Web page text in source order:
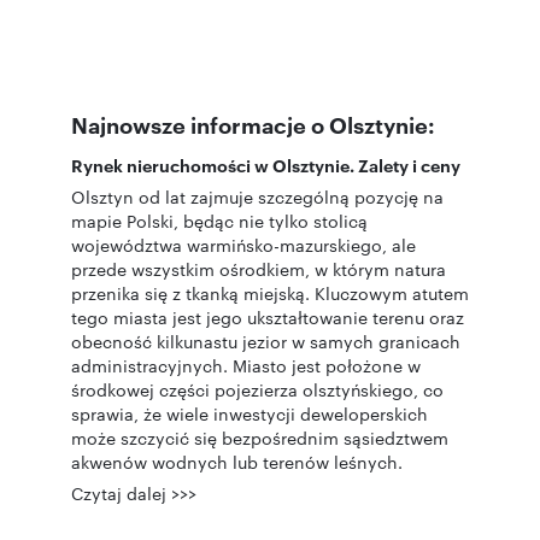
Najnowsze informacje o Olsztynie:
Rynek nieruchomości w Olsztynie. Zalety i ceny
Olsztyn od lat zajmuje szczególną pozycję na
mapie Polski, będąc nie tylko stolicą
województwa warmińsko-mazurskiego, ale
przede wszystkim ośrodkiem, w którym natura
przenika się z tkanką miejską. Kluczowym atutem
tego miasta jest jego ukształtowanie terenu oraz
obecność kilkunastu jezior w samych granicach
administracyjnych. Miasto jest położone w
środkowej części pojezierza olsztyńskiego, co
sprawia, że wiele inwestycji deweloperskich
może szczycić się bezpośrednim sąsiedztwem
akwenów wodnych lub terenów leśnych.
Czytaj dalej >>>